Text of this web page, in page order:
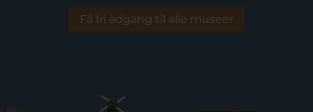
Få fri adgang til alle museer